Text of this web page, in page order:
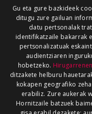
Gu eta gure bazkideek
ditugu zure gailuan
datu pertsonalak
identifikatzaile bakarrak
pertsonalizatuak
audientziaren
hobetzeko.
ditzakete helburu
kokapen geografiko
erabiliz. Zure aukerak
Hornitzaile batzuek